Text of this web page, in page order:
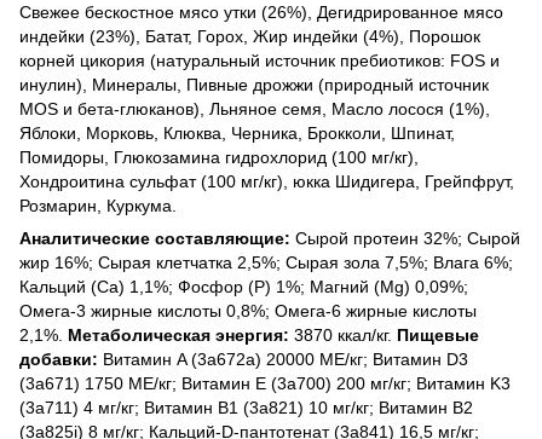
Свежее бескостное мясо утки (26%), Дегидрированное мясо
индейки (23%), Батат, Горох, Жир индейки (4%), Порошок
корней цикория (натуральный источник пребиотиков: FOS и
инулин), Минералы, Пивные дрожжи (природный источник
MOS и бета-глюканов), Льняное семя, Масло лосося (1%),
Яблоки, Морковь, Клюква, Черника, Брокколи, Шпинат,
Помидоры, Глюкозамина гидрохлорид (100 мг/кг),
Хондроитина сульфат (100 мг/кг), юкка Шидигера, Грейпфрут,
Розмарин, Куркума.
Аналитические составляющие: Сырой протеин 32%; Сырой
жир 16%; Сырая клетчатка 2,5%; Сырая зола 7,5%; Влага 6%;
Кальций (Са) 1,1%; Фосфор (P) 1%; Магний (Mg) 0,09%;
Омега-3 жирные кислоты 0,8%; Омега-6 жирные кислоты
2,1%. Метаболическая энергия: 3870 ккал/кг. Пищевые
добавки: Витамин A (3a672a) 20000 МЕ/кг; Витамин D3
(3а671) 1750 МЕ/кг; Витамин Е (3а700) 200 мг/кг; Витамин K3
(3a711) 4 мг/кг; Витамин B1 (3a821) 10 мг/кг; Витамин B2
(3a825i) 8 мг/кг; Кальций-D-пантотенат (3a841) 16,5 мг/кг;